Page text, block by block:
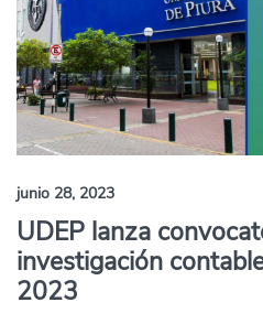
junio 28, 2023
UDEP lanza
investigación
2023